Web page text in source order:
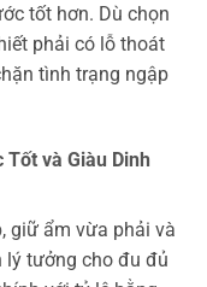
tốt hơn. Dù chọn
phải có lỗ thoát
tình trạng ngập
và Giàu Dinh
giữ ẩm vừa phải và
lý tưởng cho đu đủ